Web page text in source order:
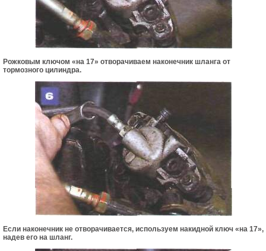
Рожковым ключом «на 17» отворачиваем наконечник шланга от
тормозного цилиндра.
Если наконечник не отворачивается, используем накидной ключ «на 17»,
надев его на шланг.